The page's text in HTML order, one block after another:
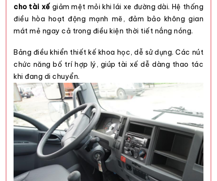
cho tài xế giảm mệt mỏi khi lái xe đường dài. Hệ thống
điều hòa hoạt động mạnh mẽ, đảm bảo không gian
mát mẻ ngay cả trong điều kiện thời tiết nắng nóng.
Bảng điều khiển thiết kế khoa học, dễ sử dụng. Các nút
chức năng bố trí hợp lý, giúp tài xế dễ dàng thao tác
khi đang di chuyển.